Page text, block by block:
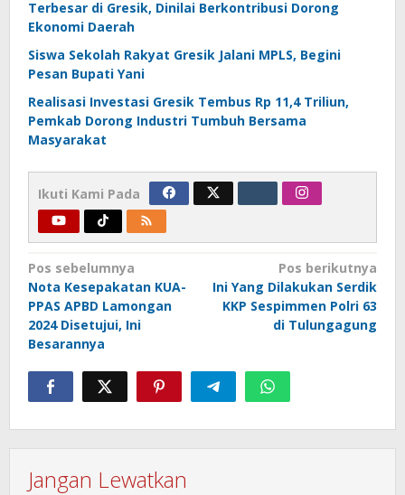
Terbesar di Gresik, Dinilai Berkontribusi Dorong
Ekonomi Daerah
Siswa Sekolah Rakyat Gresik Jalani MPLS, Begini
Pesan Bupati Yani
Realisasi Investasi Gresik Tembus Rp 11,4 Triliun,
Pemkab Dorong Industri Tumbuh Bersama
Masyarakat
Ikuti Kami Pada
Navigasi
pos
Pos sebelumnya
Nota Kesepakatan KUA-
PPAS APBD Lamongan
2024 Disetujui, Ini
Besarannya
Pos berikutnya
Ini Yang Dilakukan Serdik
KKP Sespimmen Polri 63
di Tulungagung
Jangan Lewatkan